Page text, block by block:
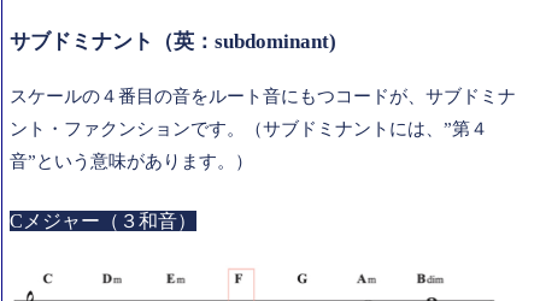
サブドミナント（英：subdominant)
スケールの４番目の音をルート音にもつコードが、サブドミナ
ント・ファクンションです。（サブドミナントには、”第４
音”という意味があります。）
Cメジャー（３和音）